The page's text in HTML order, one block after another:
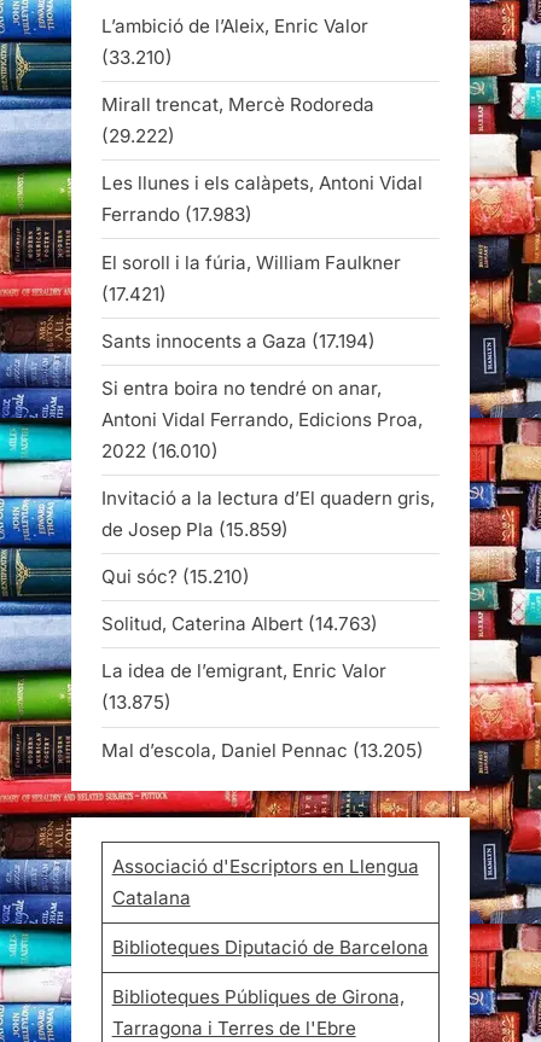
L’ambició de l’Aleix, Enric Valor
(33.210)
Mirall trencat, Mercè Rodoreda
(29.222)
Les llunes i els calàpets, Antoni Vidal
Ferrando (17.983)
El soroll i la fúria, William Faulkner
(17.421)
Sants innocents a Gaza (17.194)
Si entra boira no tendré on anar,
Antoni Vidal Ferrando, Edicions Proa,
2022 (16.010)
Invitació a la lectura d’El quadern gris,
de Josep Pla (15.859)
Qui sóc? (15.210)
Solitud, Caterina Albert (14.763)
La idea de l’emigrant, Enric Valor
(13.875)
Mal d’escola, Daniel Pennac (13.205)
Associació d'Escriptors en Llengua
Catalana
Biblioteques Diputació de Barcelona
Biblioteques Públiques de Girona,
Tarragona i Terres de l'Ebre